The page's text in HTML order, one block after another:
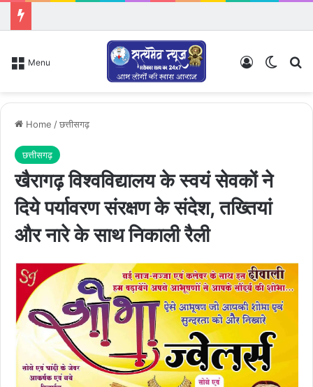
Menu Log In
Home /छत्तीसगढ़
छत्तीसगढ़
खैरागढ़ विश्वविद्यालय के स्वयं सेवकों ने
दिये पर्यावरण संरक्षण के संदेश, तख्तियां
और नारे के साथ निकाली रैली